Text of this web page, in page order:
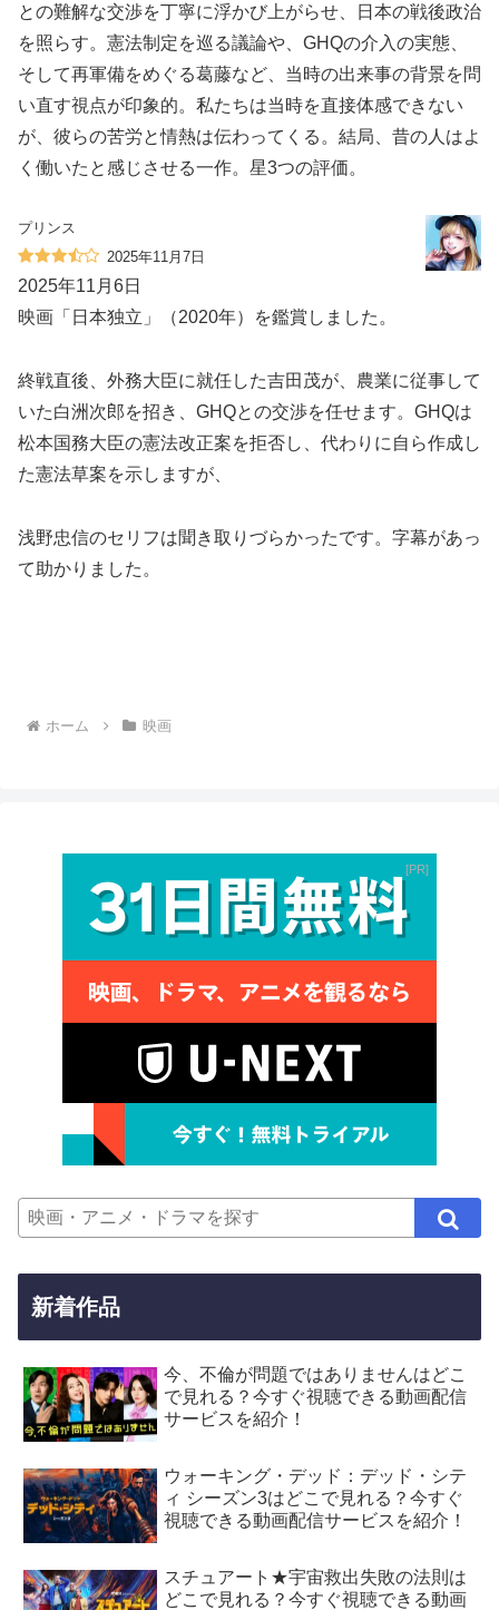
との難解な交渉を丁寧に浮かび上がらせ、日本の戦後政治
を照らす。憲法制定を巡る議論や、GHQの介入の実態、
そして再軍備をめぐる葛藤など、当時の出来事の背景を問
い直す視点が印象的。私たちは当時を直接体感できない
が、彼らの苦労と情熱は伝わってくる。結局、昔の人はよ
く働いたと感じさせる一作。星3つの評価。
プリンス
2025年11月7日
2025年11月6日
映画「日本独立」（2020年）を鑑賞しました。
終戦直後、外務大臣に就任した吉田茂が、農業に従事して
いた白洲次郎を招き、GHQとの交渉を任せます。GHQは
松本国務大臣の憲法改正案を拒否し、代わりに自ら作成し
た憲法草案を示しますが、
浅野忠信のセリフは聞き取りづらかったです。字幕があっ
て助かりました。
ホーム 映画
PR
新着作品
今、不倫が問題ではありませんはどこ
で見れる？今すぐ視聴できる動画配信
サービスを紹介！
ウォーキング・デッド：デッド・シテ
ィ シーズン3はどこで見れる？今すぐ
視聴できる動画配信サービスを紹介！
スチュアート★宇宙救出失敗の法則は
どこで見れる？今すぐ視聴できる動画